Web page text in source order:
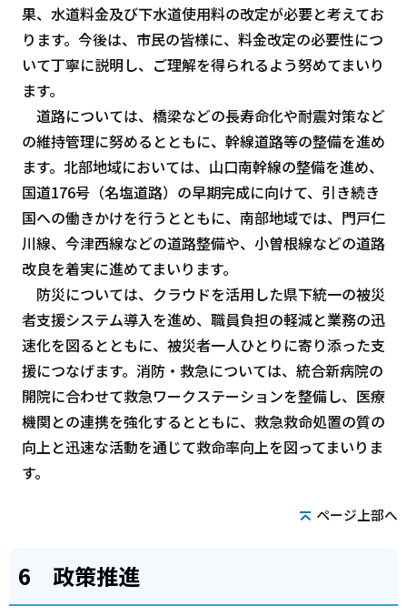
果、水道料金及び下水道使用料の改定が必要と考えてお
ります。今後は、市民の皆様に、料金改定の必要性につ
いて丁寧に説明し、ご理解を得られるよう努めてまいり
ます。
道路については、橋梁などの長寿命化や耐震対策など
の維持管理に努めるとともに、幹線道路等の整備を進め
ます。北部地域においては、山口南幹線の整備を進め、
国道176号（名塩道路）の早期完成に向けて、引き続き
国への働きかけを行うとともに、南部地域では、門戸仁
川線、今津西線などの道路整備や、小曽根線などの道路
改良を着実に進めてまいります。
防災については、クラウドを活用した県下統一の被災
者支援システム導入を進め、職員負担の軽減と業務の迅
速化を図るとともに、被災者一人ひとりに寄り添った支
援につなげます。消防・救急については、統合新病院の
開院に合わせて救急ワークステーションを整備し、医療
機関との連携を強化するとともに、救急救命処置の質の
向上と迅速な活動を通じて救命率向上を図ってまいりま
す。
ページ上部へ
6 政策推進